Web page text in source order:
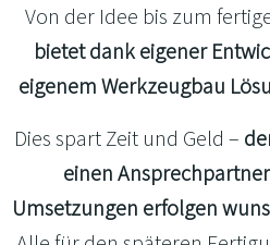
Von der Idee bis zum
bietet dank eigener
eigenem Werkzeugbau
Dies spart Zeit und Geld –
einen
Umsetzungen erfolgen